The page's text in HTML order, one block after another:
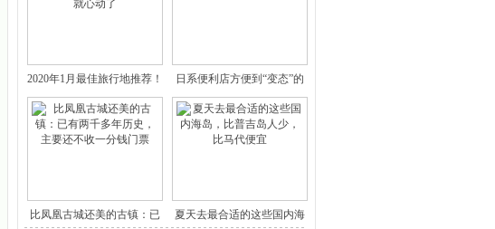
2020年1月最佳旅行地推荐！
日系便利店方便到“变态”的
细节
比凤凰古城还美的古镇：已
夏天去最合适的这些国内海